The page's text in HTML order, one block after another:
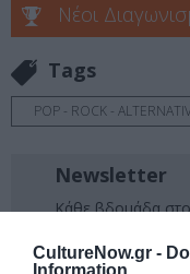
CultureNow.gr -
Information
Νέοι
Tags
POP - ROCK -
Newsletter
Κάθε βδομάδα στο